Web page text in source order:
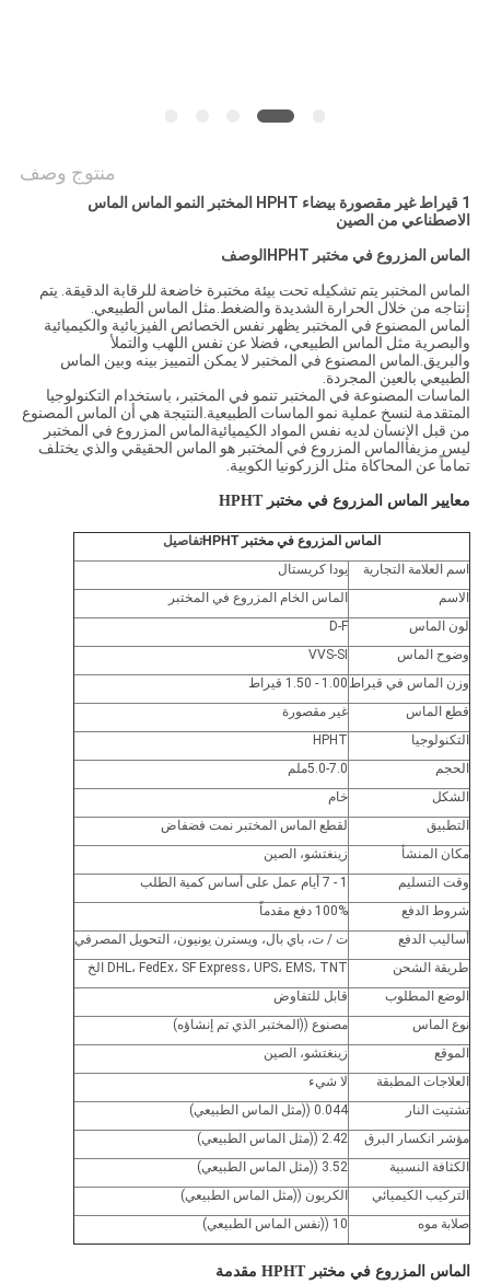
منتوج وصف
1 قيراط غير مقصورة بيضاء HPHT المختبر النمو الماس الماس
الاصطناعي من الصين
الماس المزروع في مختبر HPHT
الوصف
الماس المختبر يتم تشكيله تحت بيئة مختبرة خاضعة للرقابة الدقيقة. يتم
إنتاجه من خلال الحرارة الشديدة والضغط.مثل الماس الطبيعي.
الماس المصنوع في المختبر يظهر نفس الخصائص الفيزيائية والكيميائية
والبصرية مثل الماس الطبيعي، فضلا عن نفس اللهب والتملأ
والبريق.الماس المصنوع في المختبر لا يمكن التمييز بينه وبين الماس
الطبيعي بالعين المجردة.
الماسات المصنوعة في المختبر تنمو في المختبر، باستخدام التكنولوجيا
المتقدمة لنسخ عملية نمو الماسات الطبيعية.النتيجة هي أن الماس المصنوع
من قبل الإنسان لديه نفس المواد الكيميائيةالماس المزروع في المختبر
ليس مزيفاالماس المزروع في المختبر هو الماس الحقيقي والذي يختلف
تماماً عن المحاكاة مثل الزركونيا الكوبية.
معايير الماس المزروع في مختبر HPHT
الماس المزروع في مختبر HPHT
تفاصيل
اسم العلامة التجارية
يودا كريستال
الاسم
الماس الخام المزروع في المختبر
لون الماس
D-F
وضوح الماس
VVS-SI
وزن الماس في قيراط1.00 - 1.50 قيراط
قطع الماس
غير مقصورة
التكنولوجيا
HPHT
الحجم
5.0-7.0ملم
الشكل
خام
التطبيق
لقطع الماس المختبر نمت فضفاض
مكان المنشأ
زينغتشو، الصين
وقت التسليم
1 - 7 أيام عمل على أساس كمية الطلب
شروط الدفع
100% دفع مقدماً
أساليب الدفع
ت / ت، باي بال، ويسترن يونيون، التحويل المصرفي
طريقة الشحن
DHL، FedEx، SF Express، UPS، EMS، TNT الخ
الوضع المطلوب
قابل للتفاوض
نوع الماس
مصنوع ((المختبر الذي تم إنشاؤه)
الموقع
زينغتشو، الصين
العلاجات المطبقة
لا شيء
تشتيت النار
0.044 ((مثل الماس الطبيعي)
مؤشر انكسار البرق
2.42 ((مثل الماس الطبيعي)
الكثافة النسبية
3.52 ((مثل الماس الطبيعي)
التركيب الكيميائي
الكربون ((مثل الماس الطبيعي)
صلابة موه
10 ((نفس الماس الطبيعي)
الماس المزروع في مختبر HPHT مقدمة